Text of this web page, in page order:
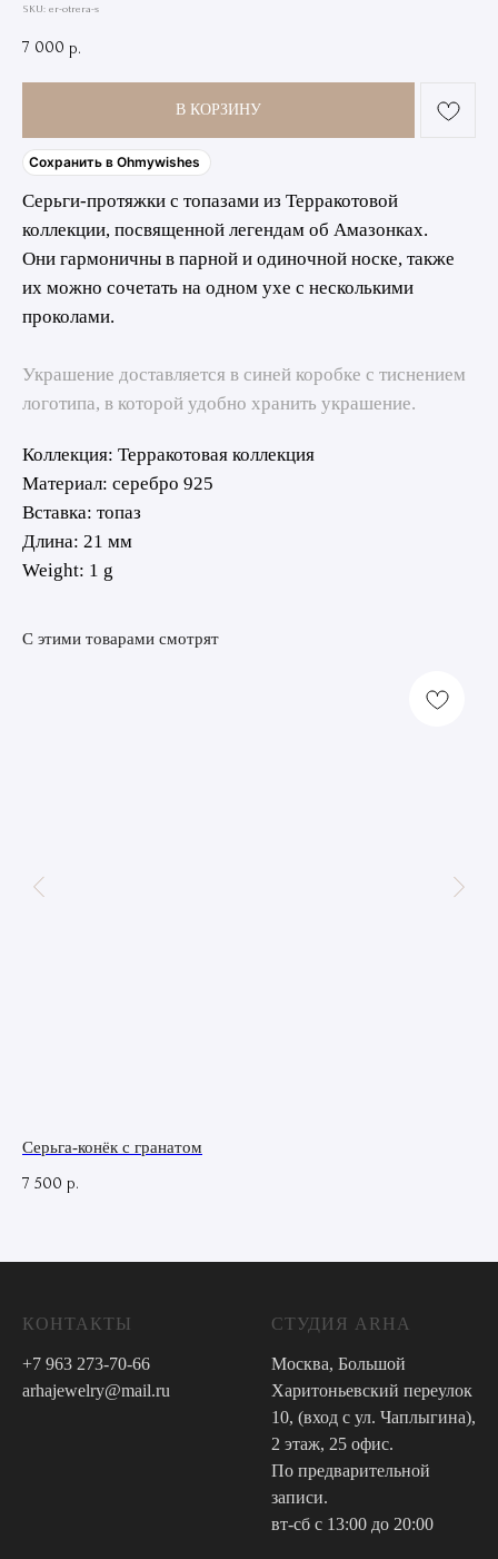
SKU: er-otrera-s
7 000 р.
В КОРЗИНУ
Сохранить в Ohmywishes
Серьги-протяжки с топазами из Терракотовой
коллекции, посвященной легендам об Амазонках.
Они гармоничны в парной и одиночной носке, также
их можно сочетать на одном ухе с несколькими
проколами.
Украшение доставляется в синей коробке с тиснением
логотипа, в которой удобно хранить украшение.
Коллекция: Терракотовая коллекция
Материал: серебро 925
Вставка: топаз
Длина: 21 мм
Weight: 1 g
С этими товарами смотрят
Серьга-конёк с гранатом
7 500 р.
КОНТАКТЫ
+7 963 273-70-66
arhajewelry@mail.ru
СТУДИЯ ARHA
Москва, Большой
Харитоньевский переулок
10, (вход с ул. Чаплыгина),
2 этаж, 25 офис.
По предварительной
записи.
вт-сб с 13:00 до 20:00